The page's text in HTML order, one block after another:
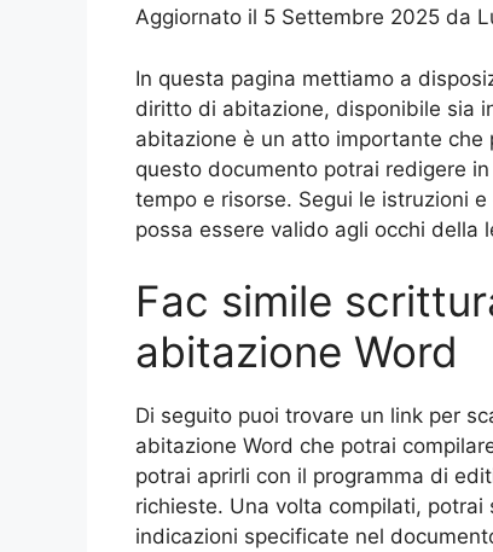
Aggiornato il 5 Settembre 2025 da
In questa pagina mettiamo a
diritto di abitazione, disponibile sia
abitazione è un atto importante che
questo documento potrai redigere
tempo e risorse. Segui le istruzioni
possa essere valido agli occhi della
Fac simile
abitazione Word
Di seguito puoi trovare un link per
abitazione Word che potrai
potrai aprirli con il programma di
richieste. Una volta compilati,
indicazioni specificate nel